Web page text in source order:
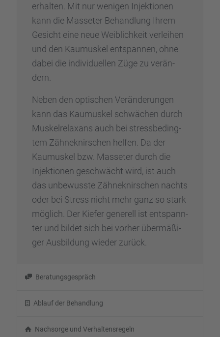
erhal­ten. Mit nur wenigen Injek­tio­nen
kann die Masse­ter Behand­lung Ihrem
Gesicht eine neue Weiblich­keit verlei­hen
und den Kaumus­kel entspan­nen, ohne
dabei die indivi­du­el­len Züge zu verän­
dern.
Neben den optischen Verän­de­run­gen
kann das Kaumus­kel schwä­chen durch
Muskel­re­lax­ans auch bei stress­be­ding­
tem Zähne­knir­schen helfen. Da der
Kaumus­kel bzw. Masse­ter durch die
Injek­tio­nen geschwächt wird, ist auch
das unbewusste Zähne­knir­schen nachts
oder bei Stress nicht mehr ganz so stark
möglich. Der Kiefer generell ist entspann­
ter und bildet sich bei vorher übermä­ßi­
ger Ausbil­dung wieder zurück.
Beratungs­ge­spräch
Ablauf der Behand­lung
Nachsorge und Verhal­tens­re­geln